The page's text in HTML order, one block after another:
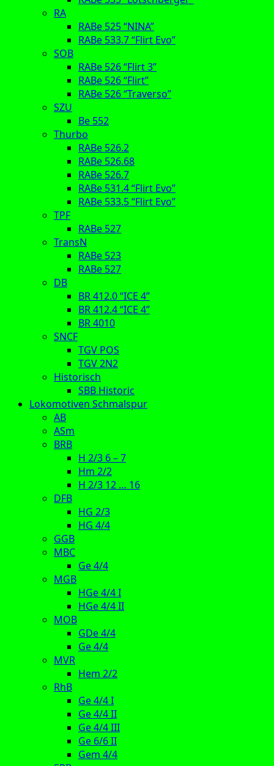
RA
RABe 525 “NINA”
RABe 533.7 “Flirt Evo”
SOB
RABe 526 “Flirt 3”
RABe 526 “Flirt”
RABe 526 “Traverso”
SZU
Be 552
Thurbo
RABe 526.2
RABe 526.68
RABe 526.7
RABe 531.4 “Flirt Evo”
RABe 533.5 “Flirt Evo”
TPF
RABe 527
TransN
RABe 523
RABe 527
DB
BR 412.0 “ICE 4”
BR 412.4 “ICE 4”
BR 4010
SNCF
TGV POS
TGV 2N2
Historisch
SBB Historic
Lokomotiven Schmalspur
AB
ASm
BRB
H 2/3 6 – 7
Hm 2/2
H 2/3 12 … 16
DFB
HG 2/3
HG 4/4
GGB
MBC
Ge 4/4
MGB
HGe 4/4 I
HGe 4/4 II
MOB
GDe 4/4
Ge 4/4
MVR
Hem 2/2
RhB
Ge 4/4 I
Ge 4/4 II
Ge 4/4 III
Ge 6/6 II
Gem 4/4